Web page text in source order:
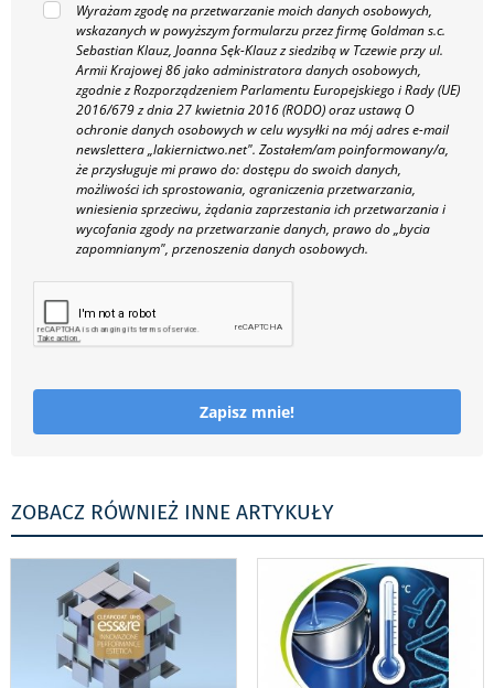
Wyrażam zgodę na przetwarzanie moich danych osobowych,
wskazanych w powyższym formularzu przez firmę Goldman s.c.
Sebastian Klauz, Joanna Sęk-Klauz z siedzibą w Tczewie przy ul.
Armii Krajowej 86 jako administratora danych osobowych,
zgodnie z Rozporządzeniem Parlamentu Europejskiego i Rady (UE)
2016/679 z dnia 27 kwietnia 2016 (RODO) oraz ustawą O
ochronie danych osobowych w celu wysyłki na mój adres e-mail
newslettera „lakiernictwo.net". Zostałem/am poinformowany/a,
że przysługuje mi prawo do: dostępu do swoich danych,
możliwości ich sprostowania, ograniczenia przetwarzania,
wniesienia sprzeciwu, żądania zaprzestania ich przetwarzania i
wycofania zgody na przetwarzanie danych, prawo do „bycia
zapomnianym", przenoszenia danych osobowych.
Zapisz mnie!
ZOBACZ RÓWNIEŻ INNE ARTYKUŁY